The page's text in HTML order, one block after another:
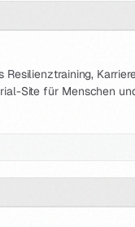
Site für Menschen